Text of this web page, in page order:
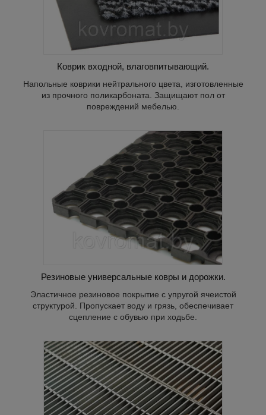
Коврик входной, влаговпитывающий.
Напольные коврики нейтрального цвета, изготовленные
из прочного поликарбоната. Защищают пол от
повреждений мебелью.
Резиновые универсальные ковры и дорожки.
Эластичное резиновое покрытие с упругой ячеистой
структурой. Пропускает воду и грязь, обеспечивает
сцепление с обувью при ходьбе.